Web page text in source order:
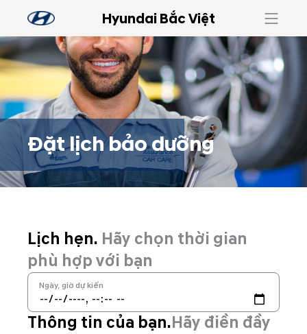
Hyundai Bắc Việt
Đặt lịch bảo dưỡng
Đặt lịch bảo dưỡng
Lịch hẹn. Hãy chọn thời gian
phù hợp với bạn
Ngày, giờ dự kiến
Thông tin của bạn.Hãy điền đầy